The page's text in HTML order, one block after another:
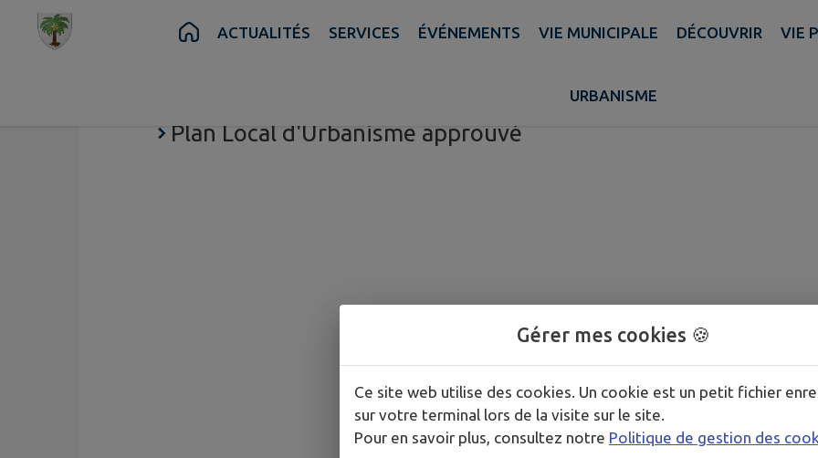
Contenu Recherche Pied de page
ACTUALITÉS SERVICES ÉVÉNEMENTS VIE MUNICIPALE DÉCOUVRIR VIE
URBANISME
Plan Local d'Urbanisme approuvé
Gérer mes cookies 🍪
Ce site web utilise des cookies. Un cookie est un petit fichier
sur votre terminal lors de la visite sur le site.
Pour en savoir plus, consultez notre Politique de gestion des